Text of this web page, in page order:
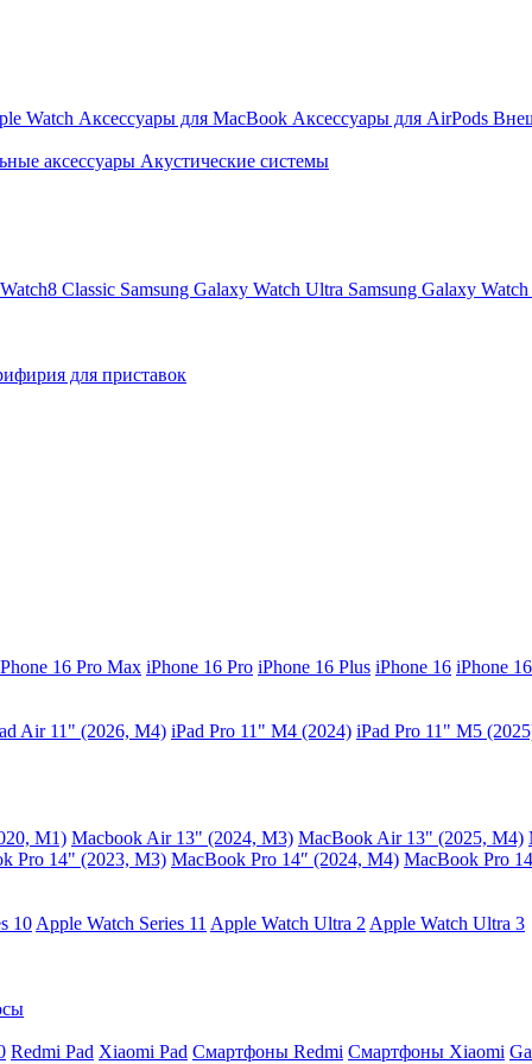
Watch Аксессуары для MacBook Аксессуары для AirPods
аксессуары Акустические системы
Classic Samsung Galaxy Watch Ultra Samsung Galaxy
для приставок
16 Pro Max iPhone 16 Pro iPhone 16 Plus iPhone 16 iPhone
Air 11" (2026, M4) iPad Pro 11" M4 (2024) iPad Pro 11" M5
M1) Macbook Air 13" (2024, M3) MacBook Air 13" (2025, M4)
Pro 14" (2023, M3) MacBook Pro 14″ (2024, M4) MacBook Pro
10 Apple Watch Series 11 Apple Watch Ultra 2 Apple Watch Ultra 3
Redmi Pad Xiaomi Pad Смартфоны Redmi Смартфоны Xiaomi